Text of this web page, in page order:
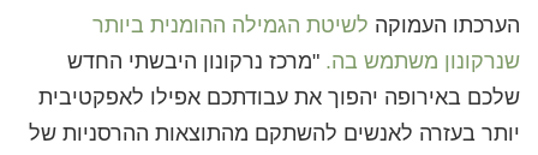
הערכתו העמוקה לשיטת הגמילה ההומנית ביותר
שנרקונון משתמש בה. "מרכז נרקונון היבשתי החדש
שלכם באירופה יהפוך את עבודתכם אפילו לאפקטיבית
יותר בעזרה לאנשים להשתקם מהתוצאות ההרסניות של